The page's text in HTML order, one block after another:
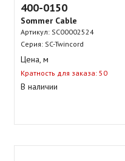
400-0150
Sommer Cable
Артикул: SC00002524
Серия: SC-Twincord
Цена, м
Кратность для заказа: 50
В наличии